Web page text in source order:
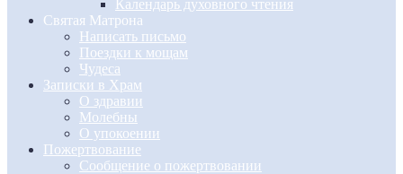
Календарь духовного чтения
Святая Матрона
Написать письмо
Поездки к мощам
Чудеса
Записки в Храм
О здравии
Молебны
О упокоении
Пожертвование
Сообщение о пожертвовании